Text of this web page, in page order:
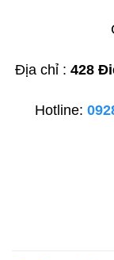
Địa chỉ : 428
Hotline: